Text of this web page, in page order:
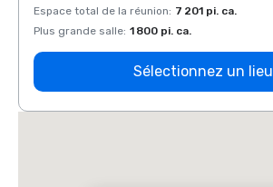
Espace total de la réunion: 7 201 pi. ca.
Plus grande salle: 1 800 pi. ca.
Sélectionnez un lieu